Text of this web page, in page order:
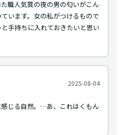
職人気質の夜の男の匂いがこん
います。女の私がつけるもので
手持ちに入れておきたいと思い
2025-08-04
じる自然。…あ、これはくもん